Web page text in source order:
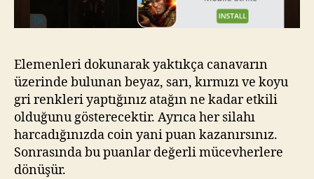
Elemenleri dokunarak yaktıkça canavarın
üzerinde bulunan beyaz, sarı, kırmızı ve koyu
gri renkleri yaptığınız atağın ne kadar etkili
olduğunu gösterecektir. Ayrıca her silahı
harcadığınızda coin yani puan kazanırsınız.
Sonrasında bu puanlar değerli mücevherlere
dönüşür.